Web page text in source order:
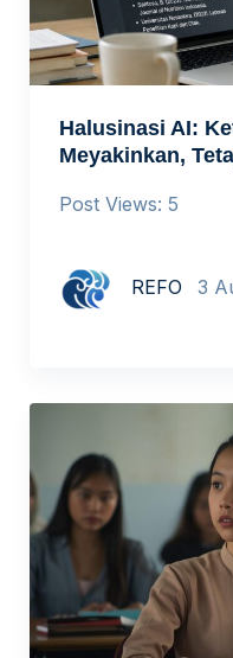
Halusinasi AI:
Meyakinkan,
Post Views: 5
REFO 3